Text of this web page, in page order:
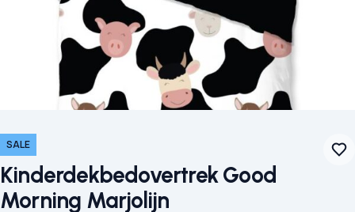
SALE
Kinderdekbedovertrek Good
Morning Marjolijn